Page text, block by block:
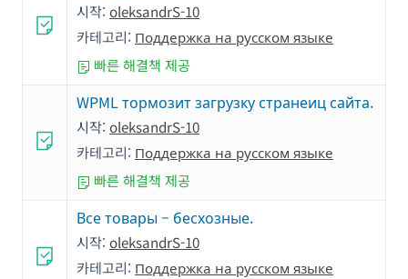
시작: oleksandrS-10
카테고리: Поддержка на русском языке
빠른 해결책 제공
WPML тормозит загрузку странеиц сайта.
시작: oleksandrS-10
카테고리: Поддержка на русском языке
빠른 해결책 제공
Все товары – бесхозные.
시작: oleksandrS-10
카테고리: Поддержка на русском языке